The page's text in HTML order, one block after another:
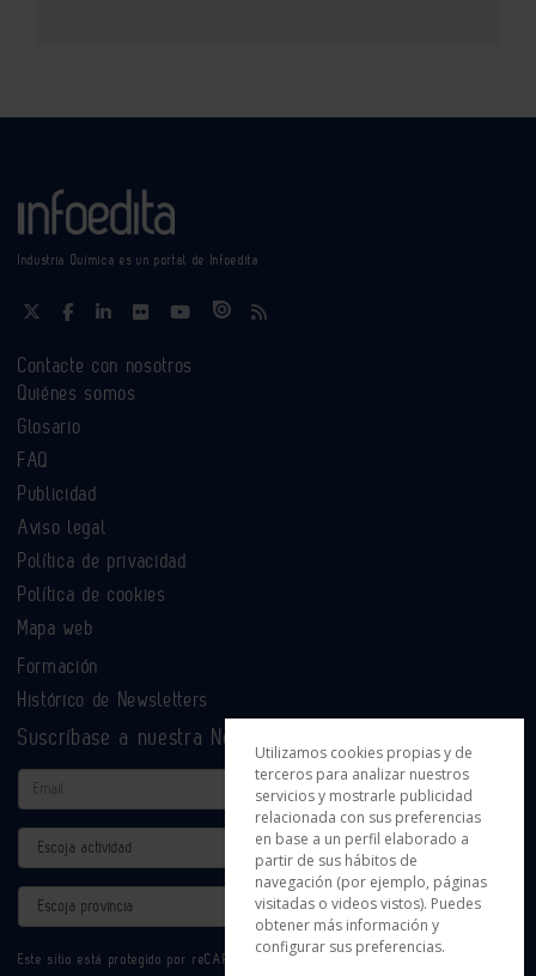
Industria Química es un portal de Infoedita
Contacte con nosotros
Quiénes somos
Glosario
FAQ
Publicidad
Aviso legal
Política de privacidad
Política de cookies
Mapa web
Formación
Histórico de Newsletters
Suscríbase a nuestra Newsletter
Email
Actividad
Provincia
Este sitio está protegido por reCAPTCHA y se aplican la
Utilizamos cookies propias y de
terceros para analizar nuestros
servicios y mostrarle publicidad
relacionada con sus preferencias
en base a un perfil elaborado a
partir de sus hábitos de
navegación (por ejemplo, páginas
visitadas o videos vistos). Puedes
obtener más información y
configurar sus preferencias.